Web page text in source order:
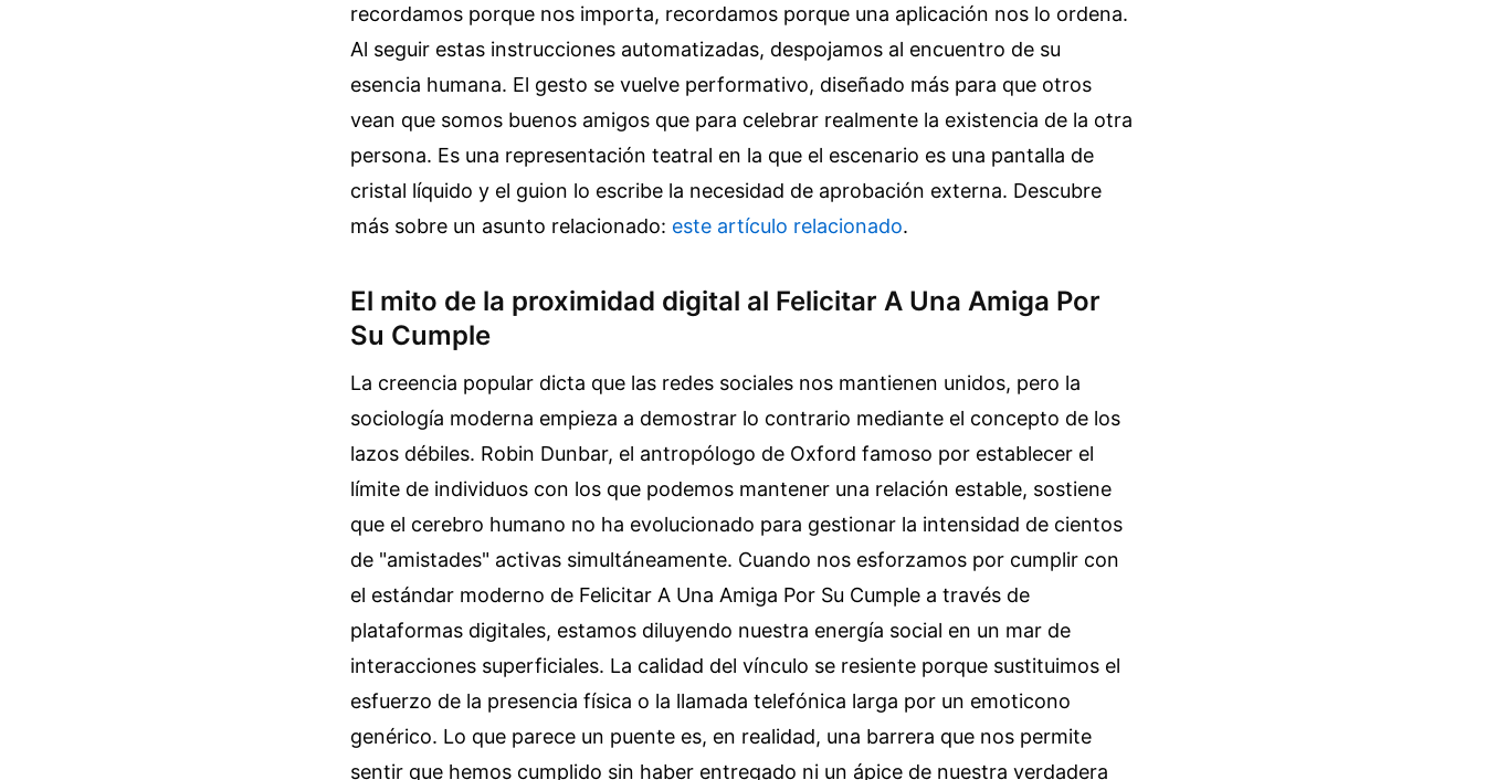
recordamos porque nos importa, recordamos porque una aplicación nos lo ordena.
Al seguir estas instrucciones automatizadas, despojamos al encuentro de su
esencia humana. El gesto se vuelve performativo, diseñado más para que otros
vean que somos buenos amigos que para celebrar realmente la existencia de la otra
persona. Es una representación teatral en la que el escenario es una pantalla de
cristal líquido y el guion lo escribe la necesidad de aprobación externa. Descubre
más sobre un asunto relacionado: este artículo relacionado.
El mito de la proximidad digital al Felicitar A Una Amiga Por
Su Cumple
La creencia popular dicta que las redes sociales nos mantienen unidos, pero la
sociología moderna empieza a demostrar lo contrario mediante el concepto de los
lazos débiles. Robin Dunbar, el antropólogo de Oxford famoso por establecer el
límite de individuos con los que podemos mantener una relación estable, sostiene
que el cerebro humano no ha evolucionado para gestionar la intensidad de cientos
de "amistades" activas simultáneamente. Cuando nos esforzamos por cumplir con
el estándar moderno de Felicitar A Una Amiga Por Su Cumple a través de
plataformas digitales, estamos diluyendo nuestra energía social en un mar de
interacciones superficiales. La calidad del vínculo se resiente porque sustituimos el
esfuerzo de la presencia física o la llamada telefónica larga por un emoticono
genérico. Lo que parece un puente es, en realidad, una barrera que nos permite
sentir que hemos cumplido sin haber entregado ni un ápice de nuestra verdadera